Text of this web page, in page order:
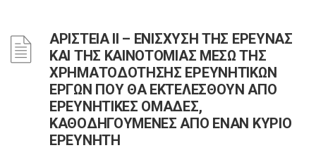
ΑΡΙΣΤΕΙΑ ΙΙ – ΕΝΙΣΧΥΣΗ ΤΗΣ ΕΡΕΥΝΑΣ
ΚΑΙ ΤΗΣ ΚΑΙΝΟΤΟΜΙΑΣ ΜΕΣΩ ΤΗΣ
ΧΡΗΜΑΤΟΔΟΤΗΣΗΣ ΕΡΕΥΝΗΤΙΚΩΝ
ΕΡΓΩΝ ΠΟΥ ΘΑ ΕΚΤΕΛΕΣΘΟΥΝ ΑΠΟ
ΕΡΕΥΝΗΤΙΚΕΣ ΟΜΑΔΕΣ,
ΚΑΘΟΔΗΓΟΥΜΕΝΕΣ ΑΠΟ ΕΝΑΝ ΚΥΡΙΟ
ΕΡΕΥΝΗΤΗ